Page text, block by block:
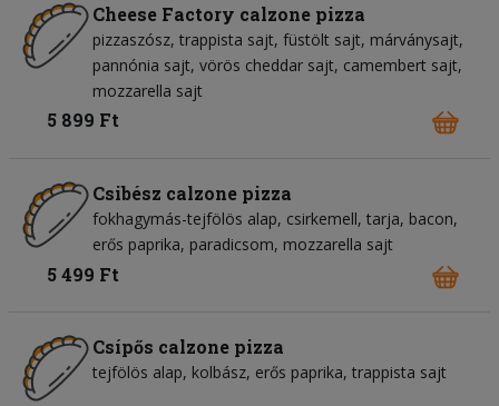
Cheese Factory calzone pizza
pizzaszósz trappista sajt füstölt sajt márványsajt
pannónia sajt vörös cheddar sajt camembert sajt
mozzarella sajt
5 899 Ft
Csibész calzone pizza
fokhagymás-tejfölös alap csirkemell tarja bacon
erős paprika paradicsom mozzarella sajt
5 499 Ft
Csípős calzone pizza
tejfölös alap kolbász erős paprika trappista sajt